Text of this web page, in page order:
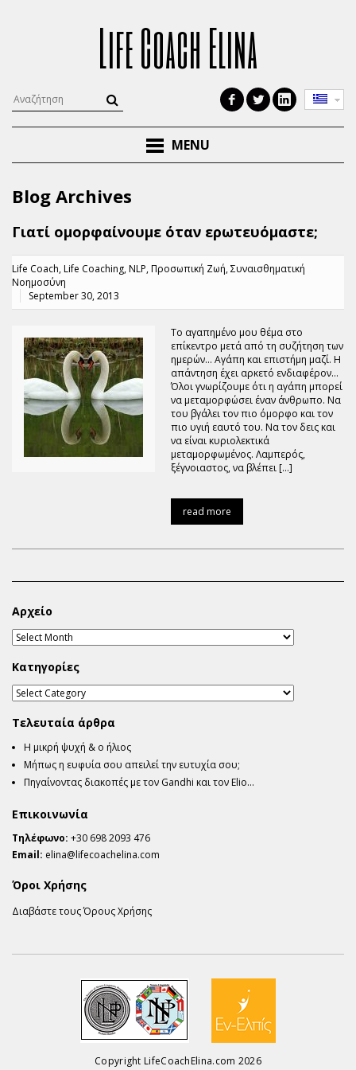
Life Coach Elina
MENU
Blog Archives
Γιατί ομορφαίνουμε όταν ερωτευόμαστε;
Life Coach,Life Coaching,NLP,Προσωπική Ζωή,Συναισθηματική
Νοημοσύνη
September 30, 2013
Το αγαπημένο μου θέμα στο
επίκεντρο μετά από τη συζήτηση των
ημερών… Αγάπη και επιστήμη μαζί. Η
απάντηση έχει αρκετό ενδιαφέρον…
Όλοι γνωρίζουμε ότι η αγάπη μπορεί
να μεταμορφώσει έναν άνθρωπο. Να
του βγάλει τον πιο όμορφο και τον
πιο υγιή εαυτό του. Να τον δεις και
να είναι κυριολεκτικά
μεταμορφωμένος. Λαμπερός,
ξέγνοιαστος, να βλέπει […]
read more
Αρχείο
Κατηγορίες
Τελευταία άρθρα
Η μικρή ψυχή & ο ήλιος
Μήπως η ευφυία σου απειλεί την ευτυχία σου;
Πηγαίνοντας διακοπές με τον Gandhi και τον Elio…
Επικοινωνία
Τηλέφωνο: +30 698 2093 476
Email: elina@lifecoachelina.com
Όροι Χρήσης
Διαβάστε τους Όρους Χρήσης
Copyright LifeCoachElina.com 2026